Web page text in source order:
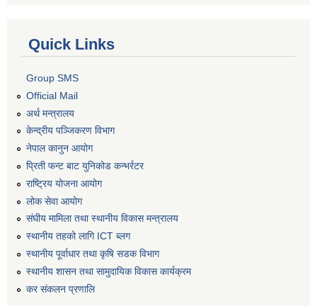
Quick Links
Group SMS
Official Mail
अर्थ मन्त्रालय
केन्द्रीय पञ्जिकरण विभाग
नेपाल कानुन आयोग
प्रिती फन्ट बाट युनिकोड कन्भर्रटर
राष्ट्रिय योजना आयोग
लोक सेवा आयोग
संघीय मामिला तथा स्थानीय विकास मन्त्रालय
स्थानीय तहको लागि ICT ब्लग
स्थानीय पूर्वाधार तथा कृषि सडक विभाग
स्थानीय शासन तथा सामुदायिक विकास कार्यक्रम
कर स‌ंकलन प्रणालि